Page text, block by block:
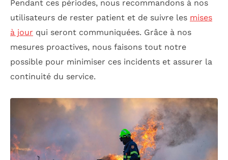
Pendant ces périodes, nous recommandons à nos
utilisateurs de rester patient et de suivre les mises
à jour qui seront communiquées. Grâce à nos
mesures proactives, nous faisons tout notre
possible pour minimiser ces incidents et assurer la
continuité du service.